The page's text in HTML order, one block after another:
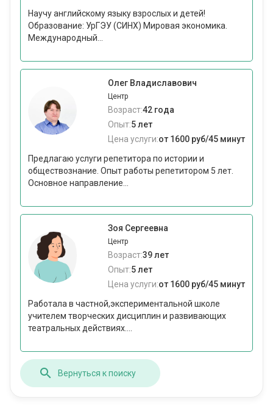
Научу английскому языку взрослых и детей!
Образование: УрГЭУ (СИНХ) Мировая экономика.
Международный...
Олег Владиславович
Центр
Возраст:42 года
Опыт:5 лет
Цена услуги:от 1600 руб/45 минут
Предлагаю услуги репетитора по истории и
обществознание. Опыт работы репетитором 5 лет.
Основное направление...
Зоя Сергеевна
Центр
Возраст:39 лет
Опыт:5 лет
Цена услуги:от 1600 руб/45 минут
Работала в частной,экспериментальной школе
учителем творческих дисциплин и развивающих
театральных действиях....
Вернуться к поиску